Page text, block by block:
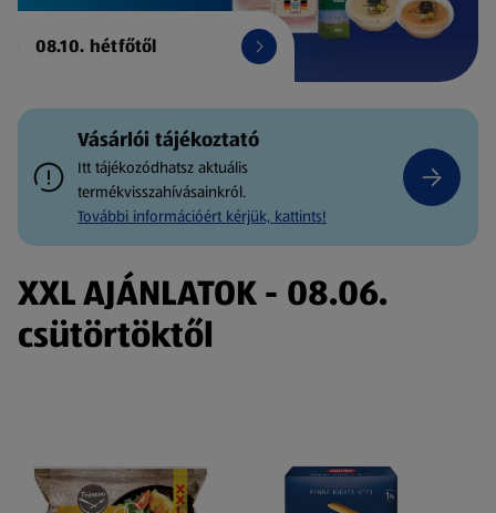
08.10. hétfőtől
Vásárlói tájékoztató
Itt tájékozódhatsz aktuális
termékvisszahívásainkról.
További információért kérjük, kattints!
XXL AJÁNLATOK - 08.06.
csütörtöktől